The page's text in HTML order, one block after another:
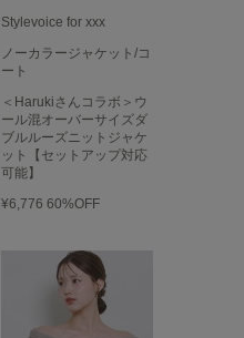
Stylevoice for xxx
ノーカラージャケット/コ
ート
＜Harukiさんコラボ＞ウ
ール混オーバーサイズダ
ブルルーズニットジャケ
ット【セットアップ対応
可能】
¥6,77660%OFF